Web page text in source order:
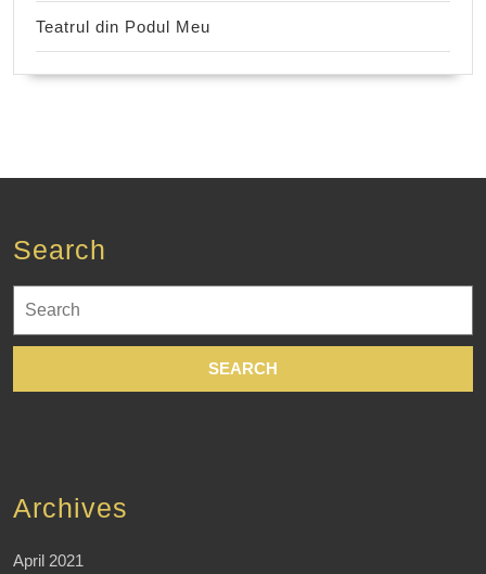
Teatrul din Podul Meu
Search
for:
Archives
April 2021